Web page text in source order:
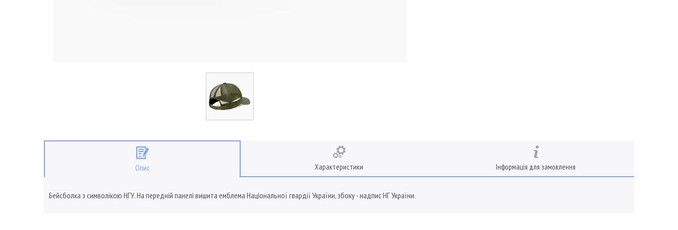
Опис Характеристики Інформація для замовлення
Бейсболка з символікою НГУ. На передній панелі вишита емблема Національної гвардії України, збоку - надпис НГ України.